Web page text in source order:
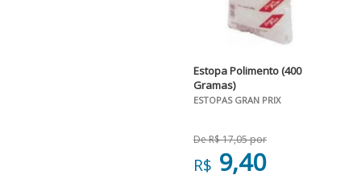
Estopa Polimento (400
Gramas)
ESTOPAS GRAN PRIX
De R$ 17,05 por
R$ 9,40